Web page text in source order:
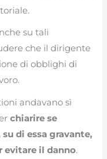
su tali
che il dirigente
di obblighi di
andavano sì
chiarire se
di essa gravante,
evitare il danno.